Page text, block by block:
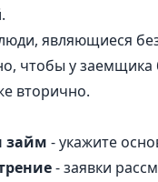
являющиеся
чтобы у заемщика
вторично.
займ - укажите
- заявки